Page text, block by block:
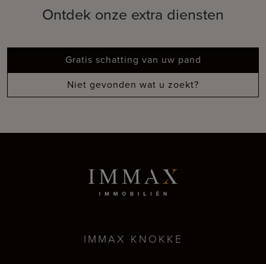
Ontdek onze extra diensten
Gratis schatting van uw pand
Niet gevonden wat u zoekt?
IMMAX KNOKKE